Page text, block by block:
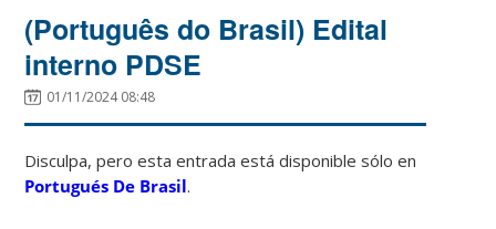
(Português do Brasil) Edital
interno PDSE
01/11/2024 08:48
Disculpa, pero esta entrada está disponible sólo en
Portugués De Brasil.